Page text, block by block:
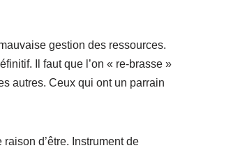
gestion des ressources.
Il faut que l’on « re-brasse »
autres. Ceux qui ont un parrain
d’être. Instrument de